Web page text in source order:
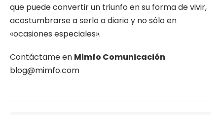
que puede convertir un triunfo en su forma de vivir,
acostumbrarse a serlo a diario y no sólo en
«ocasiones especiales».
Contáctame en Mimfo Comunicación
blog@mimfo.com